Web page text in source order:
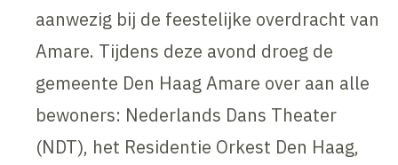
aanwezig bij de feestelijke overdracht van
Amare. Tijdens deze avond droeg de
gemeente Den Haag Amare over aan alle
bewoners: Nederlands Dans Theater
(NDT), het Residentie Orkest Den Haag,